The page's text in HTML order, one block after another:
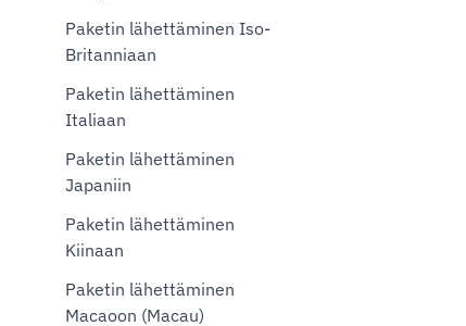
Paketin lähettäminen Iso-
Britanniaan
Paketin lähettäminen
Italiaan
Paketin lähettäminen
Japaniin
Paketin lähettäminen
Kiinaan
Paketin lähettäminen
Macaoon (Macau)